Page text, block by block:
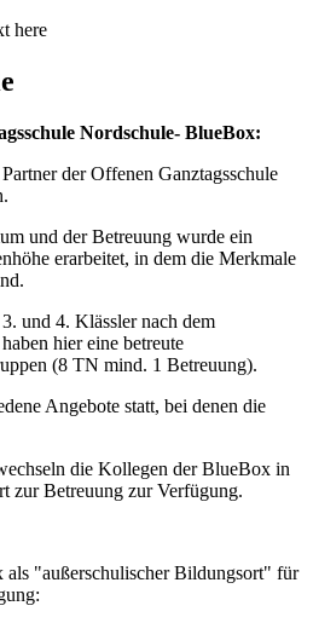
here
Nordschule- BlueBox:
der Offenen Ganztagsschule
und der Betreuung wurde ein
erarbeitet, in dem die Merkmale
und 4. Klässler nach dem
hier eine betreute
(8 TN mind. 1 Betreuung).
Angebote statt, bei denen die
die Kollegen der BlueBox in
zur Betreuung zur Verfügung.
als "außerschulischer Bildungsort" für